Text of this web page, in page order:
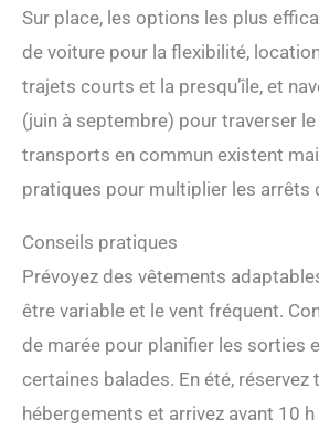
Sur place, les options les plus
de voiture pour la flexibilité,
trajets courts et la presqu’île, et
(juin à septembre) pour traverser
transports en commun existent
pratiques pour multiplier les arrêts
Conseils pratiques
Prévoyez des vêtements
être variable et le vent fréquent.
de marée pour planifier les sorties
certaines balades. En été, réservez
hébergements et arrivez avant 10